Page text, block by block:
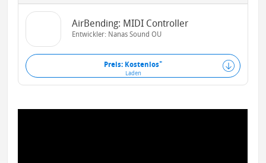
AirBending: MIDI Controller
Entwickler: Nanas Sound OU
Preis: Kostenlos+
Laden